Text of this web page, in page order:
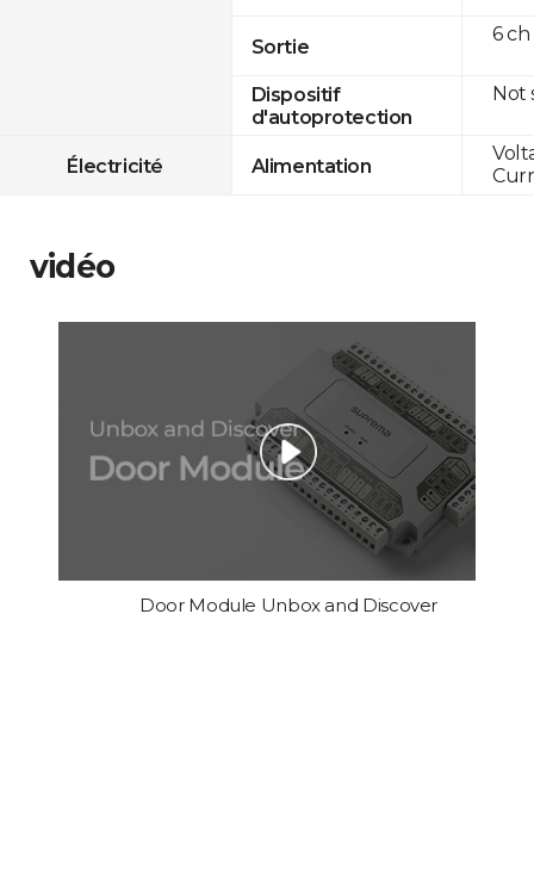
Sortie
Dispositif
d'autoprotection
Électricité Alimentation
6 ch
Not
vidéo
Door Module Unbox and Discover